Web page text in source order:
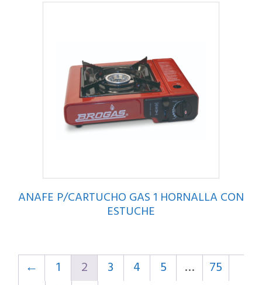
ANAFE P/CARTUCHO GAS 1 HORNALLA CON
ESTUCHE
← 1 2 3 4 5 …
75